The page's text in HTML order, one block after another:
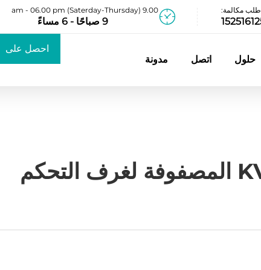
طلب مكالمة: 9.00 am - 06.00 pm (Saterday-Thursday)
9 صباحًا - 6 مساءً
حلول اتصل مدونة
احصل على